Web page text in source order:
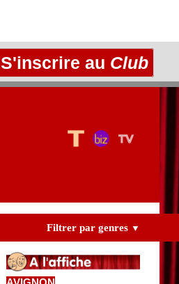
S'inscrire au Club
Filtrer par genres ▼